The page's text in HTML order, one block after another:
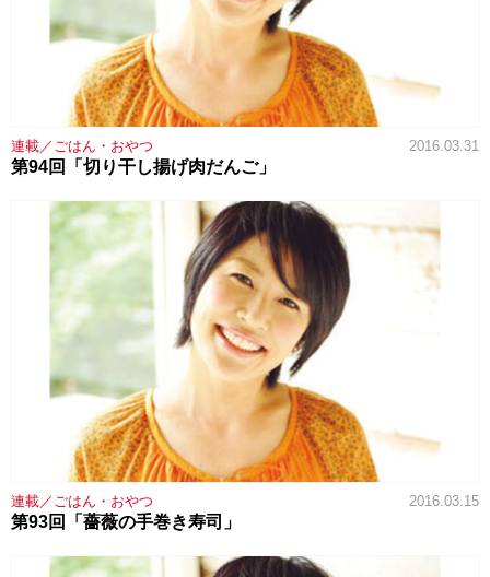
連載／ごはん・おやつ 2016.03.31
第94回「切り干し揚げ肉だんご」
連載／ごはん・おやつ 2016.03.15
第93回「薔薇の手巻き寿司」